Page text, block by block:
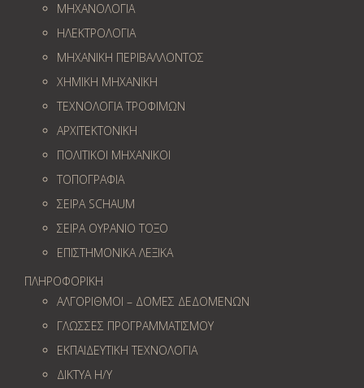
ΜΗΧΑΝΟΛΟΓΙΑ
ΗΛΕΚΤΡΟΛΟΓΙΑ
ΜΗΧΑΝΙΚΗ ΠΕΡΙΒΑΛΛΟΝΤΟΣ
ΧΗΜΙΚΗ ΜΗΧΑΝΙΚΗ
ΤΕΧΝΟΛΟΓΙΑ ΤΡΟΦΙΜΩΝ
ΑΡΧΙΤΕΚΤΟΝΙΚΗ
ΠΟΛΙΤΙΚΟΙ ΜΗΧΑΝΙΚΟΙ
ΤΟΠΟΓΡΑΦΙΑ
ΣΕΙΡΑ SCHAUM
ΣΕΙΡΑ ΟΥΡΑΝΙΟ ΤΟΞΟ
ΕΠΙΣΤΗΜΟΝΙΚΑ ΛΕΞΙΚΑ
ΠΛΗΡΟΦΟΡΙΚΗ
ΑΛΓΟΡΙΘΜΟΙ – ΔΟΜΕΣ ΔΕΔΟΜΕΝΩΝ
ΓΛΩΣΣΕΣ ΠΡΟΓΡΑΜΜΑΤΙΣΜΟΥ
ΕΚΠΑΙΔΕΥΤΙΚΗ ΤΕΧΝΟΛΟΓΙΑ
ΔΙΚΤΥΑ Η/Υ